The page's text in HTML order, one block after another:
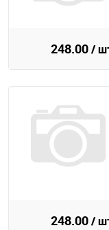
248.00/
248.00/